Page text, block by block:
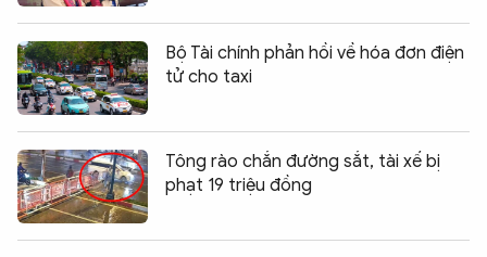
Bộ Tài chính phản hồi về hóa đơn điện
tử cho taxi
Tông rào chắn đường sắt, tài xế bị
phạt 19 triệu đồng